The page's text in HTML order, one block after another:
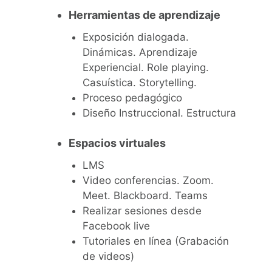
Herramientas de aprendizaje
Exposición dialogada.
Dinámicas. Aprendizaje
Experiencial. Role playing.
Casuística. Storytelling.
Proceso pedagógico
Diseño Instruccional. Estructura
Espacios virtuales
LMS
Video conferencias. Zoom.
Meet. Blackboard. Teams
Realizar sesiones desde
Facebook live
Tutoriales en línea (Grabación
de videos)